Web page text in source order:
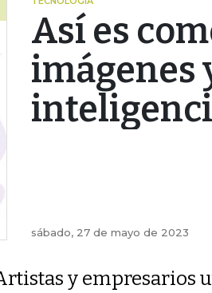
Así es
imágenes
sábado, 27 de mayo de 2023
y empresarios